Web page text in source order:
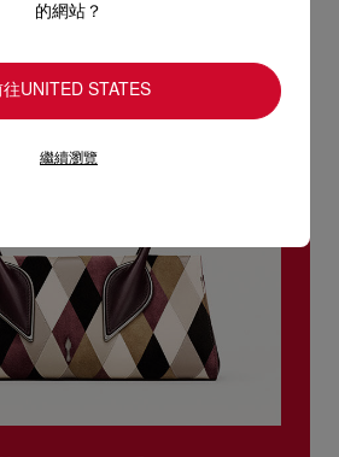
的網站？
往UNITED STATES
繼續瀏覽